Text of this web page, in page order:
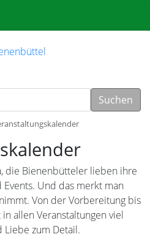
Suchen
die Bienenbütteler lieben ihre
Events. Und das merkt man
Von der Vorbereitung bis
allen Veranstaltungen viel
Liebe zum Detail.